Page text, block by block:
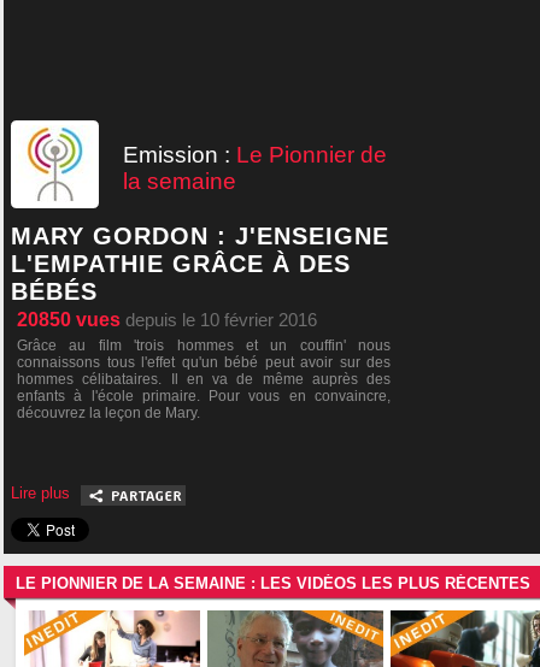
Emission : Le Pionnier de
la semaine
MARY GORDON : J'ENSEIGNE
L'EMPATHIE GRÂCE À DES
BÉBÉS
20850 vues depuis le 10 février 2016
Grâce au film 'trois hommes et un couffin' nous
connaissons tous l'effet qu'un bébé peut avoir sur des
hommes célibataires. Il en va de même auprès des
enfants à l'école primaire. Pour vous en convaincre,
découvrez la leçon de Mary.
Lire plus
LE PIONNIER DE LA SEMAINE : LES VIDÉOS LES PLUS RÉCENTES